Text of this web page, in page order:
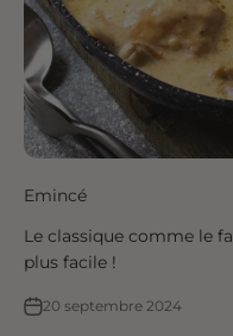
Emincé
Le classique comme le
plus facile !
20 septembre 2024